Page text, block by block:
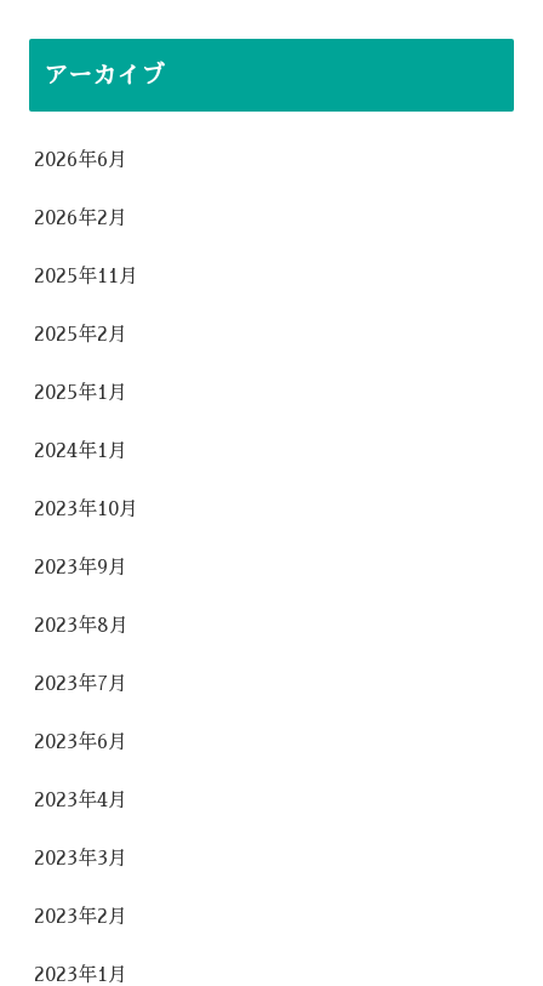
アーカイブ
2026年6月
2026年2月
2025年11月
2025年2月
2025年1月
2024年1月
2023年10月
2023年9月
2023年8月
2023年7月
2023年6月
2023年4月
2023年3月
2023年2月
2023年1月